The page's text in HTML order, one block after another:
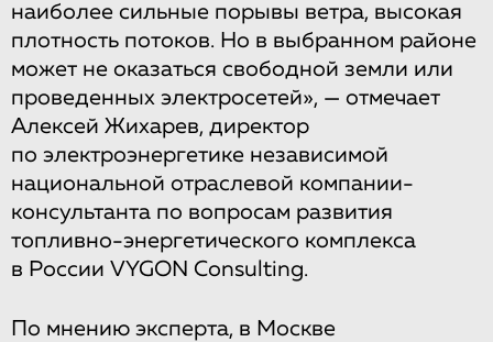
наиболее сильные порывы ветра, высокая
плотность потоков. Но в выбранном районе
может не оказаться свободной земли или
проведенных электросетей», — отмечает
Алексей Жихарев, директор
по электроэнергетике независимой
национальной отраслевой компании-
консультанта по вопросам развития
топливно-энергетического комплекса
в России VYGON Consulting.
По мнению эксперта, в Москве